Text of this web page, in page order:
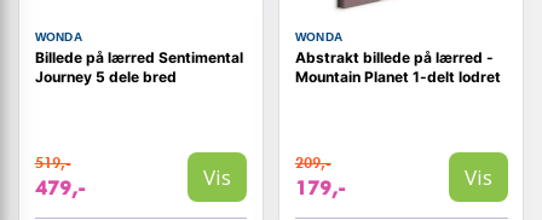
WONDA
Billede på lærred Sentimental
Journey 5 dele bred
519,-
479,- Vis
WONDA
Abstrakt billede på lærred -
Mountain Planet 1-delt lodret
209,-
179,- Vis